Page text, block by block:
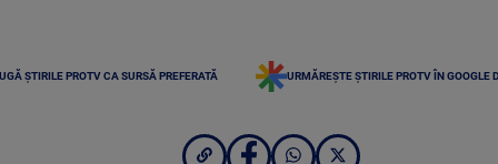
ȘTIRILE PROTV CA SURSĂ PREFERATĂ URMĂREȘTE ȘTIRILE PROTV ÎN GOOGLE